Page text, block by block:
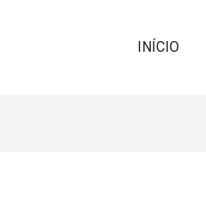
INÍCIO